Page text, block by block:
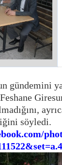
gündemini
söyledi.